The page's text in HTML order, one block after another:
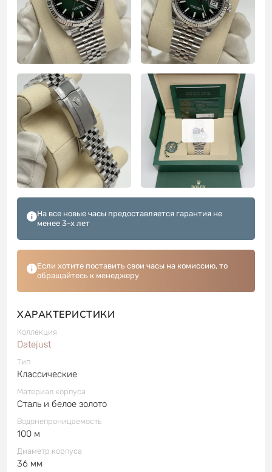
4
На все новые часы предоставляется гарантия не
менее 3-х лет
Если хотите поставить свои часы на комиссию, то
обращайтесь к менеджеру
ХАРАКТЕРИСТИКИ
Коллекция
Datejust
Тип
Классические
Материал корпуса
Сталь и белое золото
Водонепроницаемость
100 м
Диаметр корпуса
36 мм